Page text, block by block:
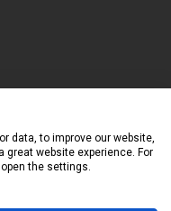
data, to improve our website,
great website experience. For
the settings.